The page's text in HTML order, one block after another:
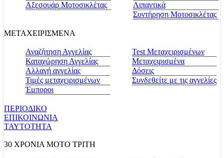
Αξεσουάρ Μοτοσικλέτας
Λιπαντικά
Συντήρηση Μοτοσικλέτας
ΜΕΤΑΧΕΙΡΙΣΜΕΝΑ
Αναζήτηση Αγγελίας
Καταχώρηση Αγγελίας
Αλλαγή αγγελίας
Τιμές μεταχειρισμένων
Έμποροι
Test Μεταχειρισμένων
Μεταχειρισμένα
Δόσεις
Συνδεθείτε με τις αγγελίες
ΠΕΡΙΟΔΙΚΟ
ΕΠΙΚΟΙΝΩΝΙΑ
ΤΑΥΤΟΤΗΤΑ
30 ΧΡΟΝΙΑ MOTO ΤΡΙΤΗ